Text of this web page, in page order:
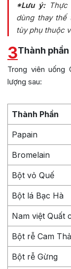
*Lưu ý:
dùng thay thế
tùy phụ thuộc
3Thành
Trong viên uống
lượng sau:
Thành Phần
Papain
Bromelain
Bột vỏ Quế
Bột lá Bạc Hà
Nam việt Quất
Bột rễ Cam
Bột rễ Gừng